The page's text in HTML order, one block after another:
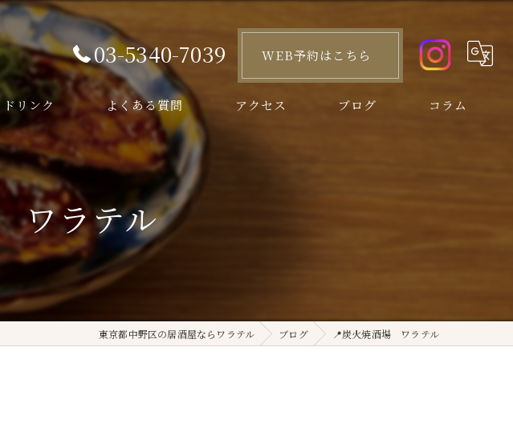
03-5340-7039 WEB予約はこちら
ドリンク よくある質問 アクセス ブログ コラム
ワラテル
東京都中野区の居酒屋ならワラテル ブログ 📍炭火焼酒場 ワラテル